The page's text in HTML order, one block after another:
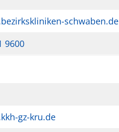
schwaben.de
9600
gz-kru.de